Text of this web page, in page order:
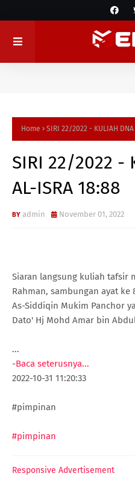
Home SIRI 22/2022 - KULIAH
SIRI 22/2022 -
AL-ISRA 18:88
admin November 01, 2022
Siaran langsung kuliah tafsir
Rahman, sambungan ayat ke
As-Siddiqin Mukim Panchor
Dato' Hj Mohd Amar bin
...
-Baca seterusnya...
2022-10-31 11:20:33
#pimpinan
#pimpinan
Responsive Advertisement